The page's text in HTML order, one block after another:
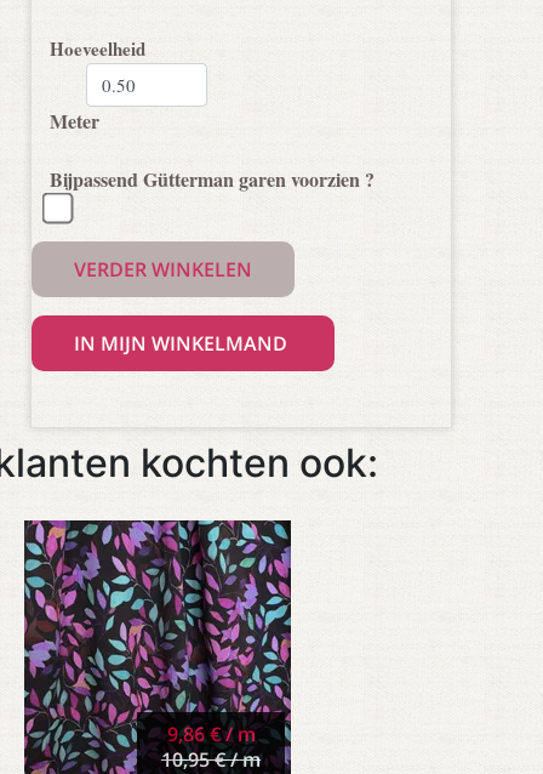
Hoeveelheid
Meter
Bijpassend Gütterman garen voorzien ?
VERDER WINKELEN
kochten ook:
9,86 € / m
10,95 € / m